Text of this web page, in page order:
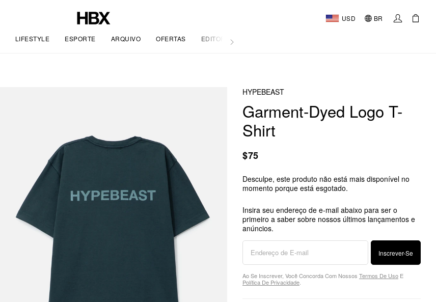
USD BR
LIFESTYLE ESPORTE ARQUIVO OFERTAS EDITORIAL
HYPEBEAST
Garment-Dyed Logo T-
Shirt
$75
Desculpe, este produto não está mais disponível no
momento porque está esgotado.
Insira seu endereço de e-mail abaixo para ser o
primeiro a saber sobre nossos últimos lançamentos e
anúncios.
Inscrever-Se
Ao Se Inscrever, Você Concorda Com Nossos Termos De Uso E
Política De Privacidade